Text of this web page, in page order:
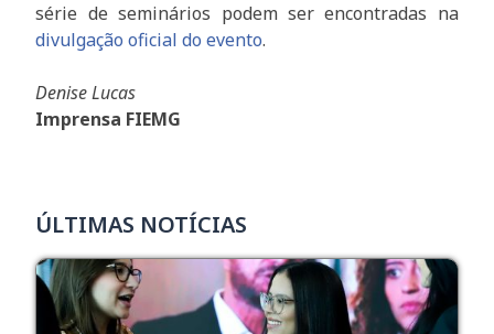
série de seminários podem ser encontradas na
divulgação oficial do evento.
Denise Lucas
Imprensa FIEMG
ÚLTIMAS NOTÍCIAS